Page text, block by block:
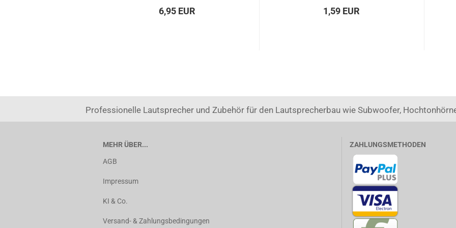
6,95 EUR 1,59 EUR
Professionelle Lautsprecher und Zubehör für den Lautsprecherbau wie Subwoofer,
MEHR ÜBER...
AGB
Impressum
KI & Co.
Versand- & Zahlungsbedingungen
ZAHLUNGSMETHODEN